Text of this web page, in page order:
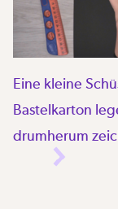
Eine kleine
Bastelkarton
drumherum